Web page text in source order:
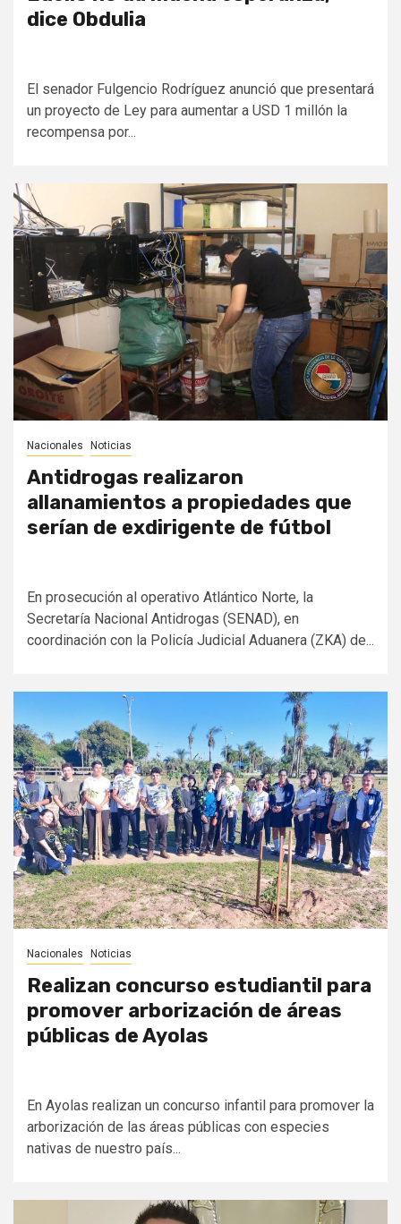
dice Obdulia
El senador Fulgencio Rodríguez anunció que presentará
un proyecto de Ley para aumentar a USD 1 millón la
recompensa por...
Nacionales Noticias
Antidrogas realizaron
allanamientos a propiedades que
serían de exdirigente de fútbol
En prosecución al operativo Atlántico Norte, la
Secretaría Nacional Antidrogas (SENAD), en
coordinación con la Policía Judicial Aduanera (ZKA) de...
Nacionales Noticias
Realizan concurso estudiantil para
promover arborización de áreas
públicas de Ayolas
En Ayolas realizan un concurso infantil para promover la
arborización de las áreas públicas con especies
nativas de nuestro país...